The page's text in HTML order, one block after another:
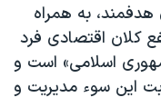
به همراه
کلان اقتصادی فرد
اسلامی» است و
این سوء مدیریت و